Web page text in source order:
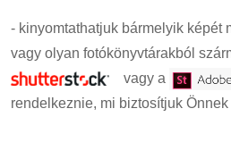
- kinyomtathatjuk bármelyik képét
vagy olyan fotókönyvtárakból
vagy a
rendelkeznie, mi biztosítjuk